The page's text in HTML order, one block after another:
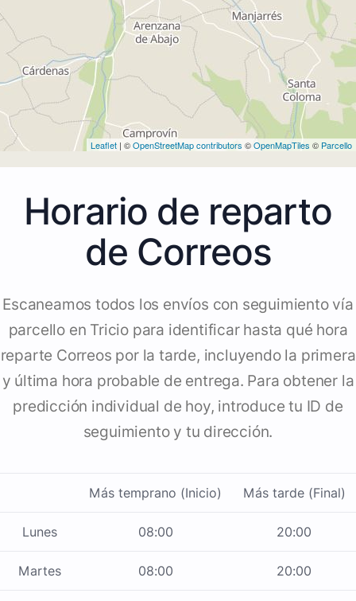
Leaflet | ©OpenStreetMap contributors ©OpenMapTiles © Parcello
Horario de reparto
de Correos
Escaneamos todos los envíos con seguimiento vía
parcello en Tricio para identificar hasta qué hora
reparte Correos por la tarde, incluyendo la primera
y última hora probable de entrega. Para obtener la
predicción individual de hoy, introduce tu ID de
seguimiento y tu dirección.
Más temprano (Inicio) Más tarde (Final)
Lunes 08:00 20:00
Martes 08:00 20:00